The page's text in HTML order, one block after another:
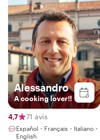
Alessandro
A cooking lover!!
4,7 71 avis
Español・Français・Italiano・
English